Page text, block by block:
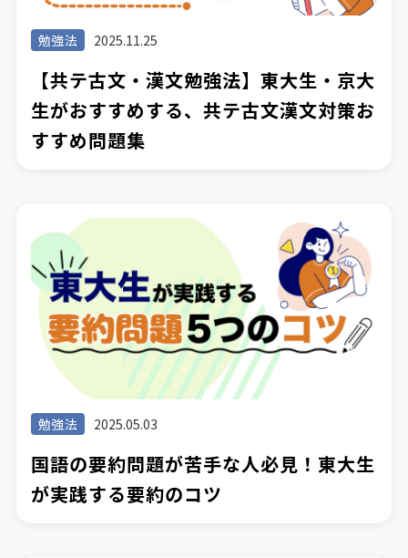
勉強法 2025.11.25
【共テ古文・漢文勉強法】東大生・京大
生がおすすめする、共テ古文漢文対策お
すすめ問題集
勉強法 2025.05.03
国語の要約問題が苦手な人必見！東大生
が実践する要約のコツ